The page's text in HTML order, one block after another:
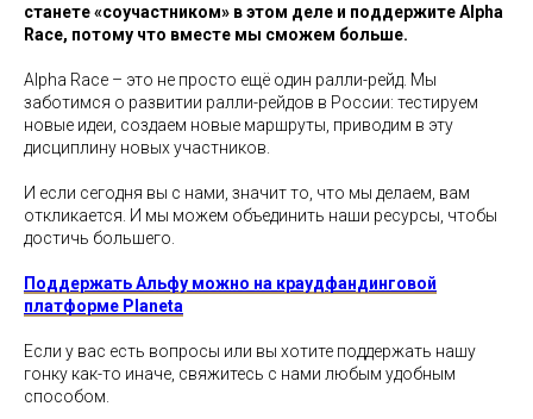
станете «соучастником» в этом деле и поддержите Alpha
Race, потому что вместе мы сможем больше.
Alpha Race – это не просто ещё один ралли-рейд. Мы
заботимся о развитии ралли-рейдов в России: тестируем
новые идеи, создаем новые маршруты, приводим в эту
дисциплину новых участников.
И если сегодня вы с нами, значит то, что мы делаем, вам
откликается. И мы можем объединить наши ресурсы, чтобы
достичь большего.
Поддержать Альфу можно на краудфандинговой
платформе Planeta
Если у вас есть вопросы или вы хотите поддержать нашу
гонку как-то иначе, свяжитесь с нами любым удобным
способом.